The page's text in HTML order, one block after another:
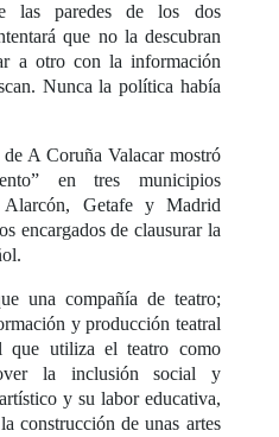
las paredes de los dos
que no la descubran
a otro con la información
Nunca la política había
A Coruña Valacar mostró
en tres municipios
Alarcón, Getafe y Madrid
encargados de clausurar la
una compañía de teatro;
y producción teatral
que utiliza el teatro como
la inclusión social y
y su labor educativa,
construcción de unas artes